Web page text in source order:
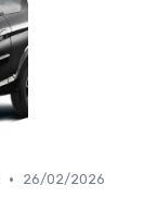
• 26/02/2026